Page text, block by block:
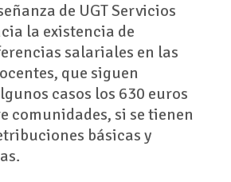
de UGT Servicios
la existencia de
salariales en las
que siguen
casos los 630 euros
comunidades, si se tienen
básicas y